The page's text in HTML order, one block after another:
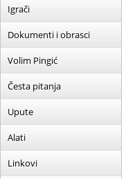
Igrači
Dokumenti i obrasci
Volim Pingić
Česta pitanja
Upute
Alati
Linkovi